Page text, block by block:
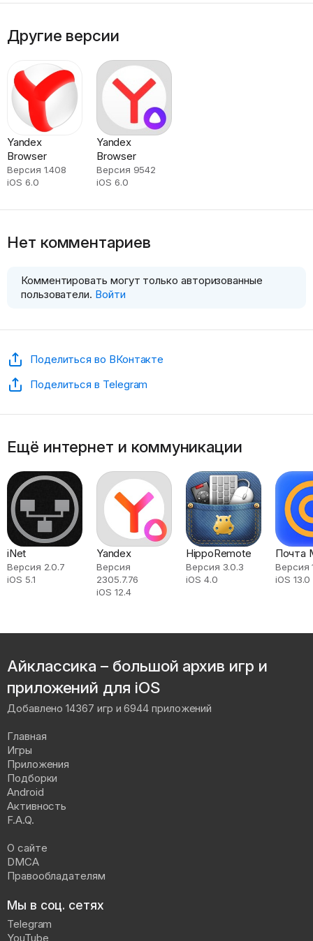
Другие версии
Yandex
Browser
Версия 1.408
iOS 6.0
Yandex
Browser
Версия 9542
iOS 6.0
Нет комментариев
Комментировать могут только авторизованные
пользователи. Войти
Поделиться во ВКонтакте
Поделиться в Telegram
Ещё интернет и коммуникации
iNet
Версия 2.0.7
iOS 5.1
Yandex
Версия
2305.7.76
iOS 12.4
HippoRemote
Версия 3.0.3
iOS 4.0
Почта
Версия
iOS 13.0
Айклассика – большой архив игр и
приложений для iOS
Добавлено 14367 игр и 6944 приложений
Главная
Игры
Приложения
Подборки
Android
Активность
F.A.Q.
О сайте
DMCA
Правообладателям
Мы в соц. сетях
Telegram
YouTube